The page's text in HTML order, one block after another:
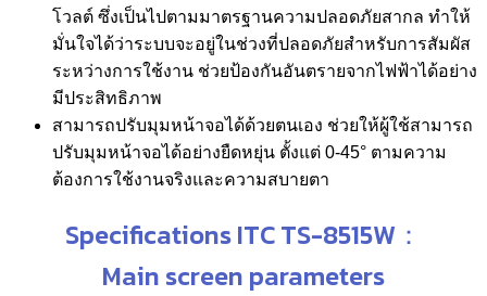
โวลต์ ซึ่งเป็นไปตามมาตรฐานความปลอดภัยสากล ทำให้
มั่นใจได้ว่าระบบจะอยู่ในช่วงที่ปลอดภัยสำหรับการสัมผัส
ระหว่างการใช้งาน ช่วยป้องกันอันตรายจากไฟฟ้าได้อย่าง
มีประสิทธิภาพ
สามารถปรับมุมหน้าจอได้ด้วยตนเอง ช่วยให้ผู้ใช้สามารถ
ปรับมุมหน้าจอได้อย่างยืดหยุ่น ตั้งแต่ 0-45° ตามความ
ต้องการใช้งานจริงและความสบายตา
Specifications ITC TS-8515W：
Main screen parameters